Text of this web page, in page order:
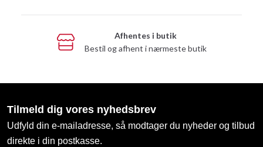
Afhentes i butik
Bestil og afhent i nærmeste butik
Tilmeld dig vores nyhedsbrev
Udfyld din e-mailadresse, så modtager du nyheder og tilbud
direkte i din postkasse.